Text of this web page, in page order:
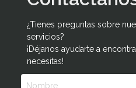
¿Tienes preguntas sobre
servicios?
¡Déjanos ayudarte a
necesitas!